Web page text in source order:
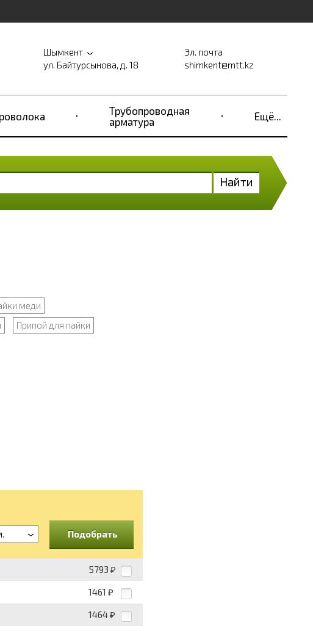
Шымкент
ул. Байтурсынова, д. 18
Эл. почта
shimkent@mtt.kz
Трубопроводная
арматура
Ещё...
Найти
меди
Припой для пайки
Подобрать
5793 ₽
1461 ₽
1464 ₽